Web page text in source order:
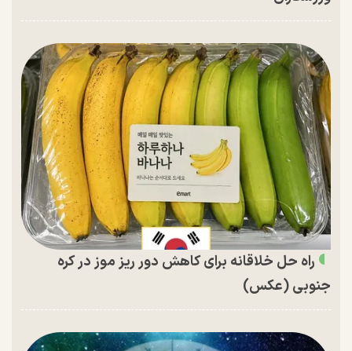
راه حل خلاقانه برای کاهش دور ریز موز در کره
جنوبی (عکس)